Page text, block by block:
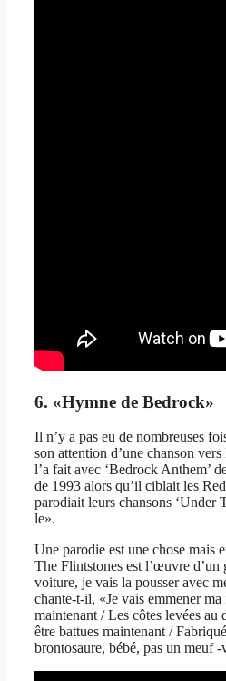
6. «Hymne de Bedrock»
Il n’y a pas eu de nombreuses
son attention d’une chanson
l’a fait avec ‘Bedrock Anthem’
de 1993 alors qu’il ciblait les
parodiait leurs chansons ‘Under
le».
Une parodie est une chose mais
The Flintstones est l’œuvre d’un
voiture, je vais la pousser avec
chante-t-il, «Je vais emmener
maintenant / Les côtes levées au
être battues maintenant /
brontosaure, bébé, pas un meuf -